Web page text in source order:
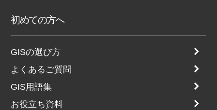
初めての方へ
GISの選び方
よくあるご質問
GIS用語集
お役立ち資料